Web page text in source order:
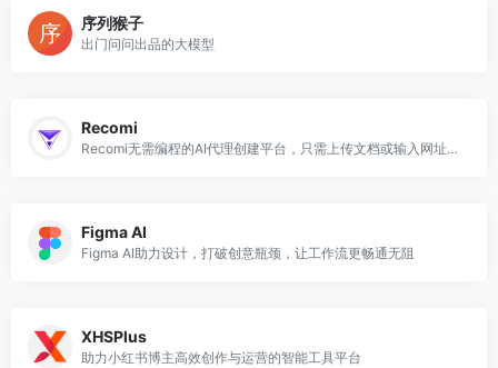
序列猴子
出门问问出品的大模型
Recomi
Recomi无需编程的AI代理创建平台，只需上传文档或输入网址，即可在几分钟内部署智能聊天机器人
Figma AI
Figma AI助力设计，打破创意瓶颈，让工作流更畅通无阻
XHSPlus
助力小红书博主高效创作与运营的智能工具平台